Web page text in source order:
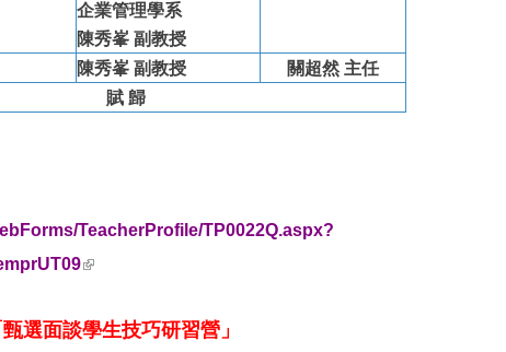
企業管理學系
陳秀峯副教授
陳秀峯副教授 關超然主任
賦 歸
TeacherProfile/TP0022Q.aspx?
(link is external)
選面談學生技巧研習營」